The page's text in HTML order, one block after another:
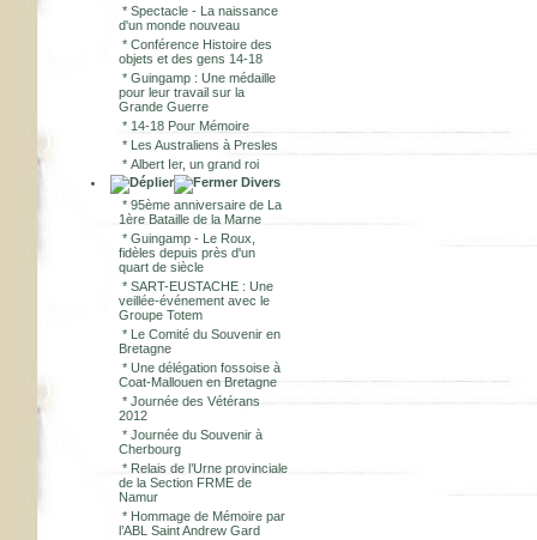
* Spectacle - La naissance
d'un monde nouveau
* Conférence Histoire des
objets et des gens 14-18
* Guingamp : Une médaille
pour leur travail sur la
Grande Guerre
* 14-18 Pour Mémoire
* Les Australiens à Presles
* Albert Ier, un grand roi
Divers
* 95ème anniversaire de La
1ère Bataille de la Marne
* Guingamp - Le Roux,
fidèles depuis près d'un
quart de siècle
* SART-EUSTACHE : Une
veillée-événement avec le
Groupe Totem
* Le Comité du Souvenir en
Bretagne
* Une délégation fossoise à
Coat-Mallouen en Bretagne
* Journée des Vétérans
2012
* Journée du Souvenir à
Cherbourg
* Relais de l’Urne provinciale
de la Section FRME de
Namur
* Hommage de Mémoire par
l’ABL Saint Andrew Gard